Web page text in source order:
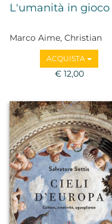
L'umanità in gioco
Marco Aime, Christian
Bromberger, Adriano
Favole, Alberto Nocentini,
Anna Oliverio Ferraris,
ACQUISTA
€ 12,00